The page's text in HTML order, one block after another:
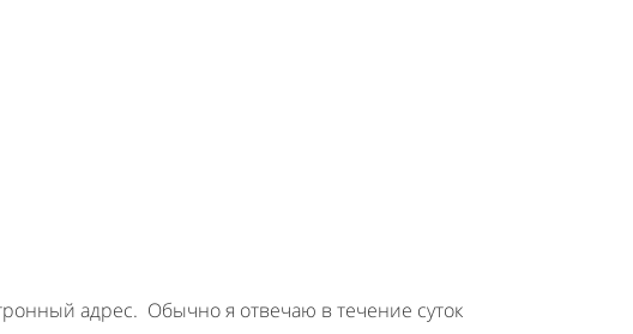
адрес. Обычно я отвечаю в течение суток